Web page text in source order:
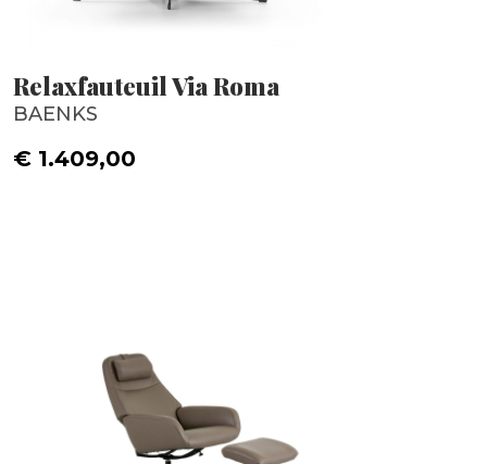
Relaxfauteuil Via Roma
BAENKS
€ 1.409,00